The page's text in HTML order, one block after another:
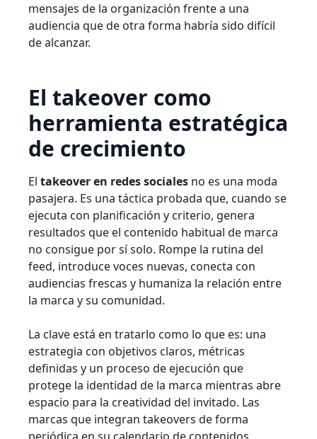
mensajes de la organización frente a una
audiencia que de otra forma habría sido difícil
de alcanzar.
El takeover como
herramienta estratégica
de crecimiento
El takeover en redes sociales no es una moda
pasajera. Es una táctica probada que, cuando se
ejecuta con planificación y criterio, genera
resultados que el contenido habitual de marca
no consigue por sí solo. Rompe la rutina del
feed, introduce voces nuevas, conecta con
audiencias frescas y humaniza la relación entre
la marca y su comunidad.
La clave está en tratarlo como lo que es: una
estrategia con objetivos claros, métricas
definidas y un proceso de ejecución que
protege la identidad de la marca mientras abre
espacio para la creatividad del invitado. Las
marcas que integran takeovers de forma